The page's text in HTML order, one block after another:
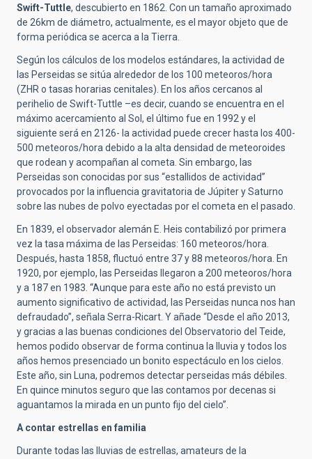
Swift-Tuttle, descubierto en 1862. Con un tamaño aproximado
de 26km de diámetro, actualmente, es el mayor objeto que de
forma periódica se acerca a la Tierra.
Según los cálculos de los modelos estándares, la actividad de
las Perseidas se sitúa alrededor de los 100 meteoros/hora
(ZHR o tasas horarias cenitales). En los años cercanos al
perihelio de Swift-Tuttle –es decir, cuando se encuentra en el
máximo acercamiento al Sol, el último fue en 1992 y el
siguiente será en 2126- la actividad puede crecer hasta los 400-
500 meteoros/hora debido a la alta densidad de meteoroides
que rodean y acompañan al cometa. Sin embargo, las
Perseidas son conocidas por sus “estallidos de actividad”
provocados por la influencia gravitatoria de Júpiter y Saturno
sobre las nubes de polvo eyectadas por el cometa en el pasado.
En 1839, el observador alemán E. Heis contabilizó por primera
vez la tasa máxima de las Perseidas: 160 meteoros/hora.
Después, hasta 1858, fluctuó entre 37 y 88 meteoros/hora. En
1920, por ejemplo, las Perseidas llegaron a 200 meteoros/hora
y a 187 en 1983. “Aunque para este año no está previsto un
aumento significativo de actividad, las Perseidas nunca nos han
defraudado”, señala Serra-Ricart. Y añade “Desde el año 2013,
y gracias a las buenas condiciones del Observatorio del Teide,
hemos podido observar de forma continua la lluvia y todos los
años hemos presenciado un bonito espectáculo en los cielos.
Este año, sin Luna, podremos detectar perseidas más débiles.
En quince minutos seguro que las contamos por decenas si
aguantamos la mirada en un punto fijo del cielo”.
A contar estrellas en familia
Durante todas las lluvias de estrellas, amateurs de la